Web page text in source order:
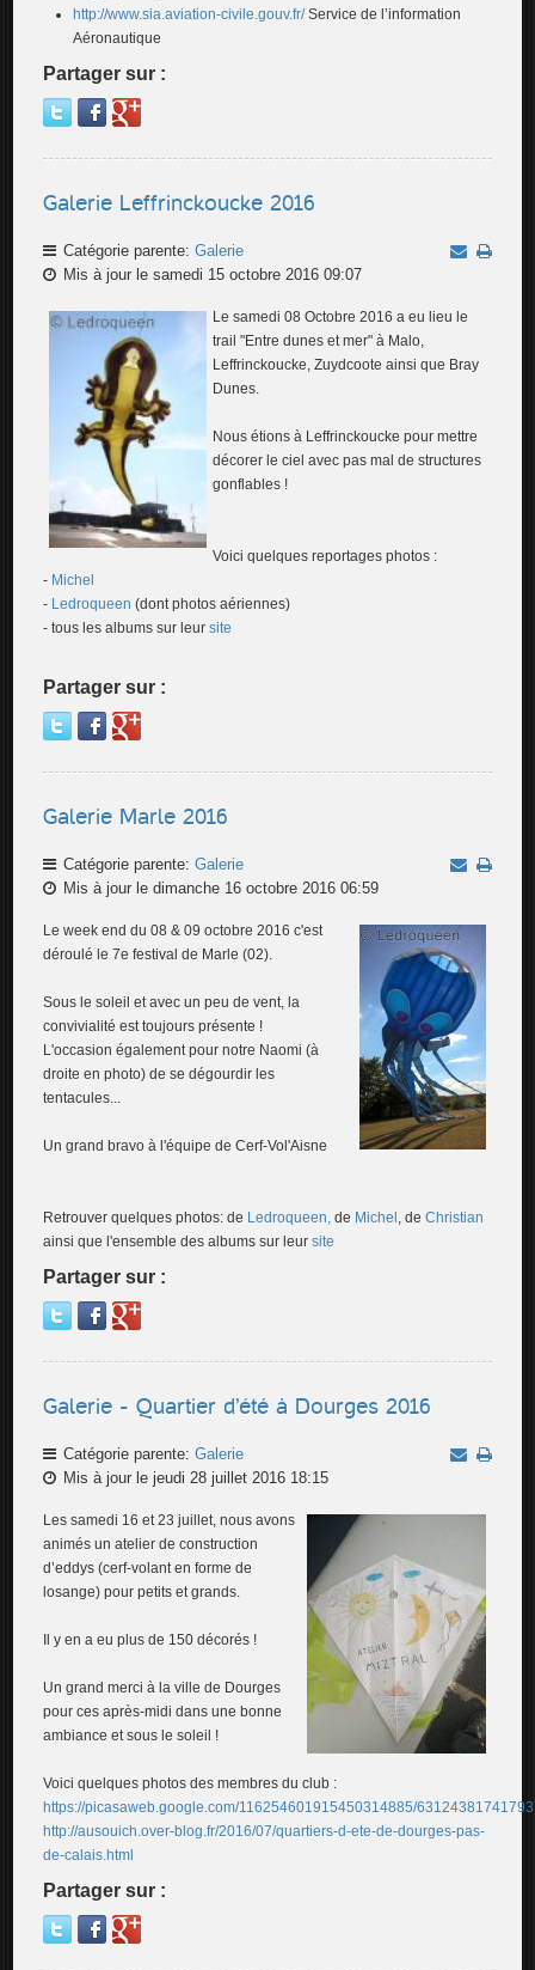
http://www.sia.aviation-civile.gouv.fr/Service de l’information
Aéronautique
Partager sur :
Galerie Leffrinckoucke 2016
Catégorie parente:Galerie
Mis à jour le samedi 15 octobre 2016 09:07
Le samedi 08 Octobre 2016 a eu lieu le
trail "Entre dunes et mer" à Malo,
Leffrinckoucke, Zuydcoote ainsi que Bray
Dunes.
Nous étions à Leffrinckoucke pour mettre
décorer le ciel avec pas mal de structures
gonflables !
Voici quelques reportages photos :
- Michel
- Ledroqueen(dont photos aériennes)
- tous les albums sur leursite
Partager sur :
Galerie Marle 2016
Catégorie parente:Galerie
Mis à jour le dimanche 16 octobre 2016 06:59
Le week end du 08 & 09 octobre 2016 c'est
déroulé le 7e festival de Marle (02).
Sous le soleil et avec un peu de vent, la
convivialité est toujours présente !
L'occasion également pour notre Naomi (à
droite en photo) de se dégourdir les
tentacules...
Un grand bravo à l'équipe de Cerf-Vol'Aisne
Retrouver quelques photos: de Ledroqueen, de Michel , deChristian
ainsi que l'ensemble des albums sur leursite
Partager sur :
Galerie - Quartier d’été à Dourges 2016
Catégorie parente:Galerie
Mis à jour le jeudi 28 juillet 2016 18:15
Les samedi 16 et 23 juillet, nous avons
animés un atelier de construction
d’eddys (cerf-volant en forme de
losange) pour petits et grands.
Il y en a eu plus de 150 décorés !
Un grand merci à la ville de Dourges
pour ces après-midi dans une bonne
ambiance et sous le soleil !
Voici quelques photos des membres du club :
https://picasaweb.google.com/116254601915450314885/
http://ausouich.over-blog.fr/2016/07/quartiers-d-ete-de-dourges-pas-
de-calais.html
Partager sur :